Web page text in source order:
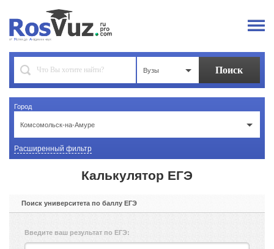
Вузы
Город
Комсомольск-на-Амуре
Расширенный фильтр
Калькулятор ЕГЭ
Поиск университета по баллу ЕГЭ
Введите ваш результат по ЕГЭ: